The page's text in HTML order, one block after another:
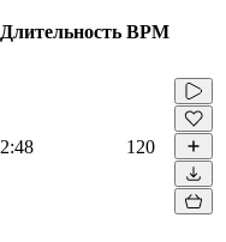
Длительность BPM
2:48 120